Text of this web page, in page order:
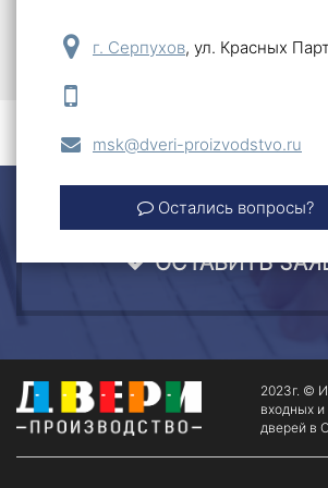
ОСТАВИТЬ
г. Серпухов, ул. Красных
msk@dveri-proizvodstvo.ru
Остались вопросы?
2023г. ©
входных
дверей в